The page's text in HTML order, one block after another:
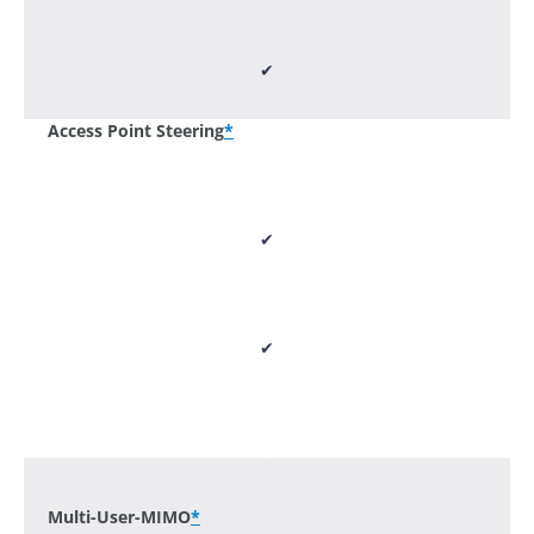
✔
Access Point Steering*
✔
✔
Multi-User-MIMO*